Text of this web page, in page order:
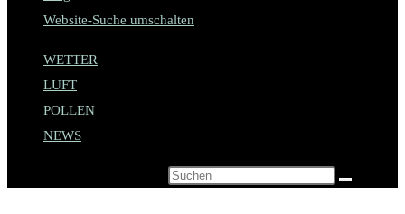
Website-Suche umschalten
WETTER
LUFT
POLLEN
NEWS